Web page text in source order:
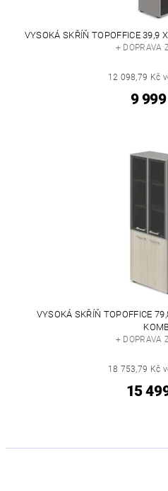
VYSOKÁ SKŘÍŇ TOPOFFICE 39,9
+ DOPRAVA
12 098,79 Kč
9
VYSOKÁ SKŘÍŇ TOPOFFICE
+ DOPRAVA
18 753,79 Kč
15